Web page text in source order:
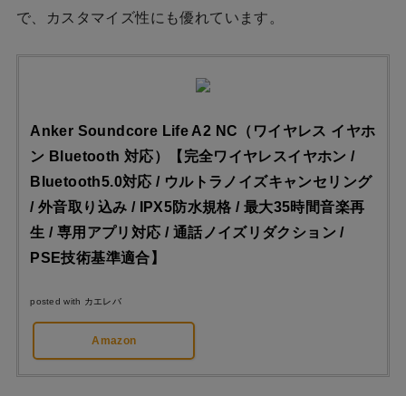
で、カスタマイズ性にも優れています。
Anker Soundcore Life A2 NC（ワイヤレス イヤホ
ン Bluetooth 対応）【完全ワイヤレスイヤホン /
Bluetooth5.0対応 / ウルトラノイズキャンセリング
/ 外音取り込み / IPX5防水規格 / 最大35時間音楽再
生 / 専用アプリ対応 / 通話ノイズリダクション /
PSE技術基準適合】
posted with カエレバ
Amazon